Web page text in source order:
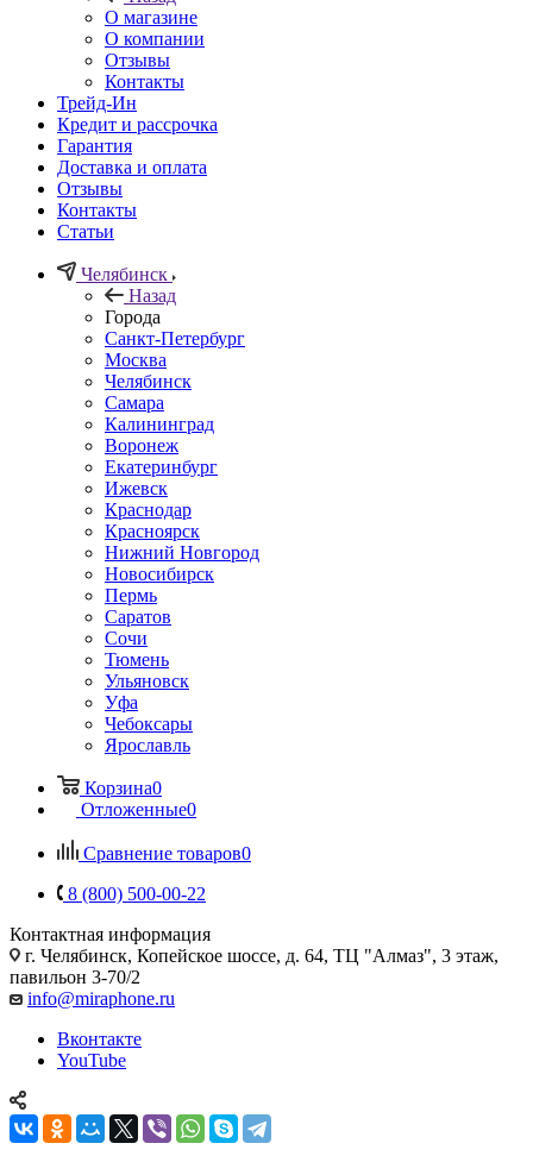
О магазине
О компании
Отзывы
Контакты
Трейд-Ин
Кредит и рассрочка
Гарантия
Доставка и оплата
Отзывы
Контакты
Статьи
Челябинск
Назад
Города
Санкт-Петербург
Москва
Челябинск
Самара
Калининград
Воронеж
Екатеринбург
Ижевск
Краснодар
Красноярск
Нижний Новгород
Новосибирск
Пермь
Саратов
Сочи
Тюмень
Ульяновск
Уфа
Чебоксары
Ярославль
Корзина0
Отложенные0
Сравнение товаров0
8 (800) 500-00-22
Контактная информация
г. Челябинск, Копейское шоссе, д. 64, ТЦ "Алмаз", 3 этаж,
павильон 3-70/2
info@miraphone.ru
Вконтакте
YouTube